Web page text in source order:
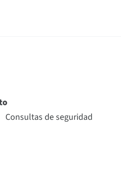
Consultas de seguridad